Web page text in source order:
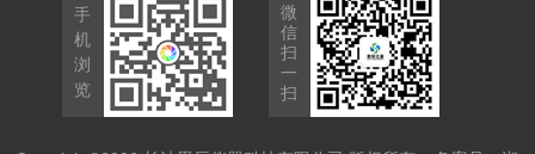
手
机
浏
览
微
信
扫
一
扫